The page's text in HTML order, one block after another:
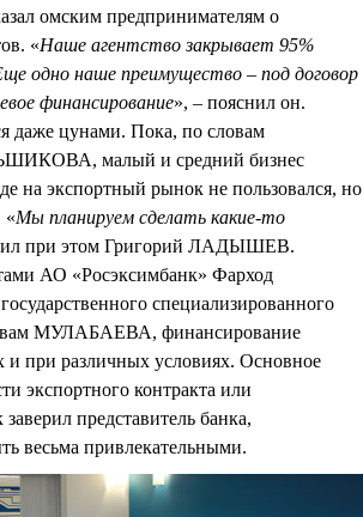
омским предпринимателям о
«Наше агентство закрывает 95%
одно наше преимущество – под договор
финансирование», – пояснил он.
даже цунами. Пока, по словам
малый и средний бизнес
экспортный рынок не пользовался, но
«Мы планируем сделать какие-то
при этом Григорий ЛАДЫШЕВ.
АО «Росэксимбанк» Фарход
специализированного
МУЛАБАЕВА, финансирование
и при различных условиях. Основное
экспортного контракта или
представитель банка,
весьма привлекательными.